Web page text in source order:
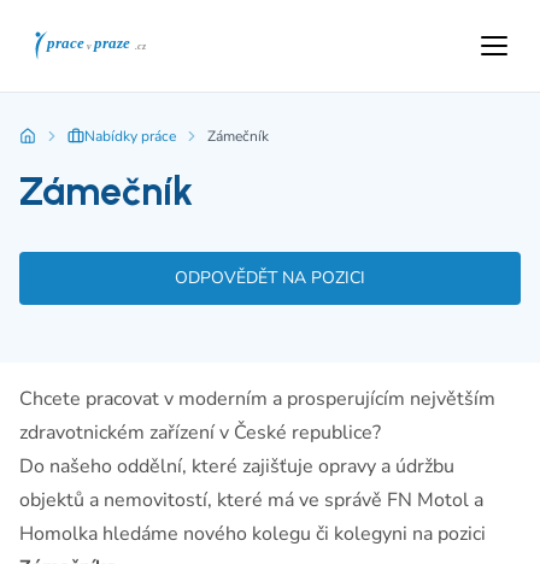
Nabídky práce Zámečník
Zámečník
ODPOVĚDĚT NA POZICI
Chcete pracovat v moderním a prosperujícím největším
zdravotnickém zařízení v České republice?
Do našeho oddělní, které zajišťuje opravy a údržbu
objektů a nemovitostí, které má ve správě FN Motol a
Homolka hledáme nového kolegu či kolegyni na pozici